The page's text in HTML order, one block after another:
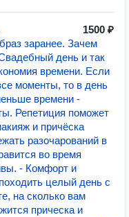
1500 ₽
заранее. Зачем
день и так
времени. Если
моменты, то в день
времени -
Репетиция поможет
и причёска
разочарований в
во время
- Комфорт и
целый день с
на сколько вам
прическа и